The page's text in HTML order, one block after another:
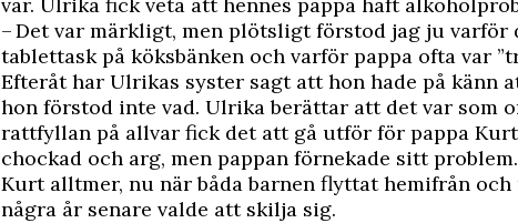
– Det var märkligt, men plötsligt förstod jag ju varför
tablettask på köksbänken och varför pappa ofta var
Efteråt har Ulrikas syster sagt att hon hade på känn
hon förstod inte vad. Ulrika berättar att det var som
rattfyllan på allvar fick det att gå utför för pappa
chockad och arg, men pappan förnekade sitt
Kurt alltmer, nu när båda barnen flyttat hemifrån och
några år senare valde att skilja sig.